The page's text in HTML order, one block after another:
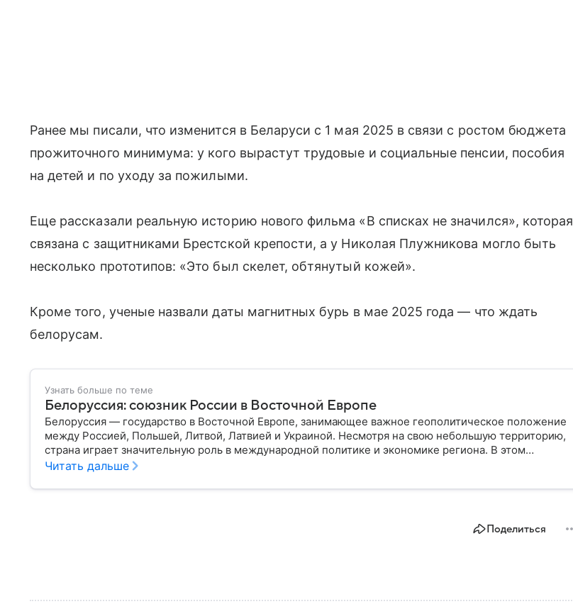
Ранее мы писали, что изменится в Беларуси с 1 мая 2025 в связи с ростом бюджета
прожиточного минимума: у кого вырастут трудовые и социальные пенсии, пособия
на детей и по уходу за пожилыми.
Еще рассказали реальную историю нового фильма «В списках не значился», которая
связана с защитниками Брестской крепости, а у Николая Плужникова могло быть
несколько прототипов: «Это был скелет, обтянутый кожей».
Кроме того, ученые назвали даты магнитных бурь в мае 2025 года — что ждать
белорусам.
Узнать больше по теме
Белоруссия: союзник России в Восточной Европе
Белоруссия — государство в Восточной Европе, занимающее важное геополитическое положение
между Россией, Польшей, Литвой, Латвией и Украиной. Несмотря на свою небольшую территорию,
страна играет значительную роль в международной политике и экономике региона. В этом
материале разбираем главное о союзной РФ республике.
Читать дальше
Поделиться